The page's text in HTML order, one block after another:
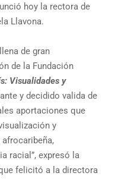
hoy la rectora de
Llavona.
de gran
de la Fundación
Visualidades y
y decidido valida de
aportaciones que
y
racial”, expresó la
felicitó a la directora